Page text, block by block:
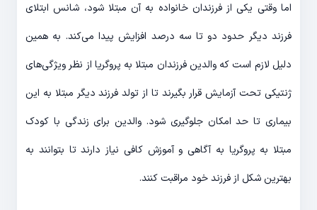
اما وقتی یکی از فرزندان خانواده به آن مبتلا شود، شانس ابتلای
فرزند دیگر حدود دو تا سه درصد افزایش پیدا می‌کند. به همین
دلیل لازم است که والدین فرزندان مبتلا به پروگریا از نظر ویژگی‌های
ژنتیکی تحت آزمایش قرار بگیرند تا از تولد فرزند دیگر مبتلا به این
بیماری تا حد امکان جلوگیری شود. والدین برای زندگی با کودک
مبتلا به پروگریا به آگاهی و آموزش کافی نیاز دارند تا بتوانند به
بهترین شکل از فرزند خود مراقبت کنند.